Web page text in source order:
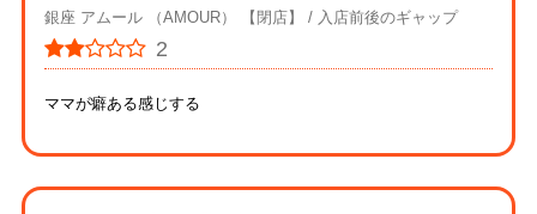
銀座 アムール （AMOUR） 【閉店】 入店前後のギャップ
2
ママが癖ある感じする